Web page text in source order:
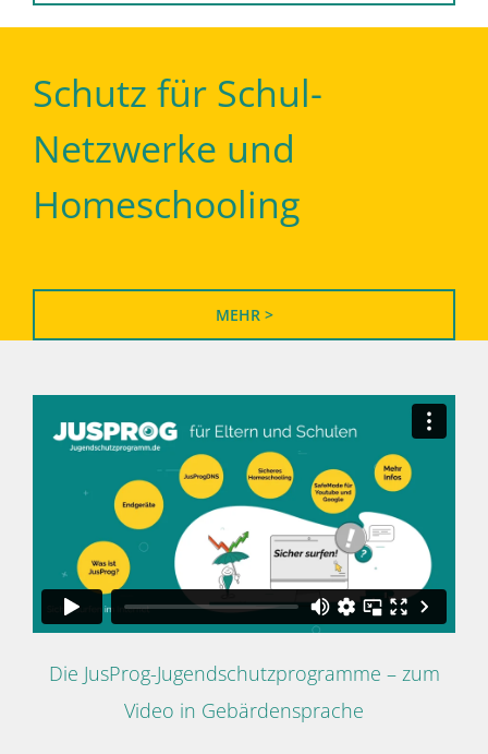
Schutz für Schul-
Netzwerke und
Homeschooling
MEHR >
Die JusProg-Jugendschutzprogramme – zum
Video in Gebärdensprache